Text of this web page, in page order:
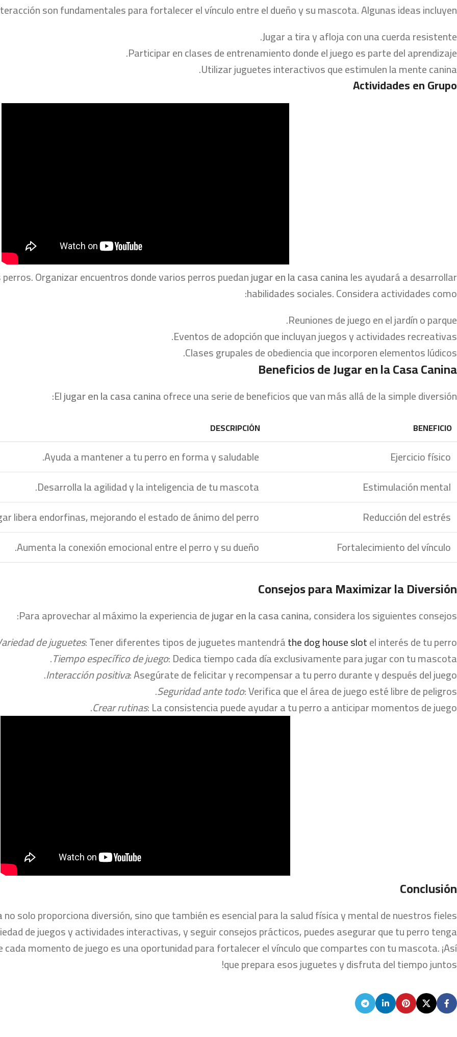
son fundamentales para fortalecer el vínculo entre el dueño y su mascota. Algunas ideas incluyen:
Jugar a tira y afloja con una cuerda resistente.
Participar en clases de entrenamiento donde el juego es parte del aprendizaje.
Utilizar juguetes interactivos que estimulen la mente canina.
Actividades en Grupo
Organizar encuentros donde varios perros puedanjugar en la casa caninales ayudará a desarrollar
habilidades sociales. Considera actividades como:
Reuniones de juego en el jardín o parque.
Eventos de adopción que incluyan juegos y actividades recreativas.
Clases grupales de obediencia que incorporen elementos lúdicos.
Beneficios de Jugar en la Casa Canina
Eljugar en la casa caninaofrece una serie de beneficios que van más allá de la simple diversión:
BENEFICIO
DESCRIPCIÓN
Ejercicio físico
Ayuda a mantener a tu perro en forma y saludable.
Estimulación mental
Desarrolla la agilidad y la inteligencia de tu mascota.
Reducción del estrés
libera endorfinas, mejorando el estado de ánimo del perro.
Fortalecimiento del vínculo
Aumenta la conexión emocional entre el perro y su dueño.
Consejos para Maximizar la Diversión
Para aprovechar al máximo la experiencia dejugar en la casa canina, considera los siguientes consejos:
de juguetes: Tener diferentes tipos de juguetes mantendráthe dog house slotel interés de tu perro.
Tiempo específico de juego: Dedica tiempo cada día exclusivamente para jugar con tu mascota.
Interacción positiva: Asegúrate de felicitar y recompensar a tu perro durante y después del juego.
Seguridad ante todo: Verifica que el área de juego esté libre de peligros.
Crear rutinas: La consistencia puede ayudar a tu perro a anticipar momentos de juego.
Conclusión
no solo proporciona diversión, sino que también es esencial para la salud física y mental de nuestros fieles
de juegos y actividades interactivas, y seguir consejos prácticos, puedes asegurar que tu perro tenga
momento de juego es una oportunidad para fortalecer el vínculo que compartes con tu mascota. ¡Así
que prepara esos juguetes y disfruta del tiempo juntos!